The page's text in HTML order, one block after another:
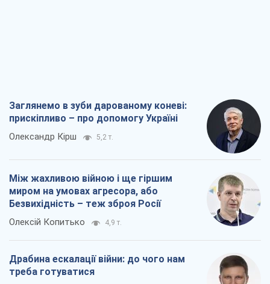
Заглянемо в зуби дарованому коневі:
прискіпливо – про допомогу Україні
Олександр Кірш 5,2 т.
Між жахливою війною і ще гіршим
миром на умовах агресора, або
Безвихідність – теж зброя Росії
Олексій Копитько 4,9 т.
Драбина ескалації війни: до чого нам
треба готуватися